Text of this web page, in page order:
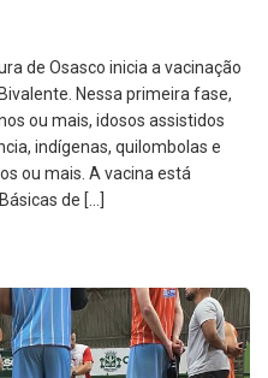
de Osasco inicia a vacinação
Nessa primeira fase,
ou mais, idosos assistidos
indígenas, quilombolas e
ou mais. A vacina está
de […]